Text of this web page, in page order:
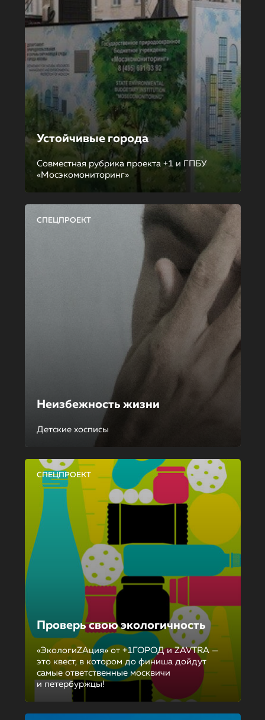
Устойчивые города
Совместная рубрика проекта +1 и ГПБУ
«Мосэкомониторинг»
СПЕЦПРОЕКТ
Неизбежность жизни
Детские хосписы
СПЕЦПРОЕКТ
Проверь свою экологичность
«ЭкологиZAция» от +1ГОРОД и ZAVTRA —
это квест, в котором до финиша дойдут
самые ответственные москвичи
и петербуржцы!